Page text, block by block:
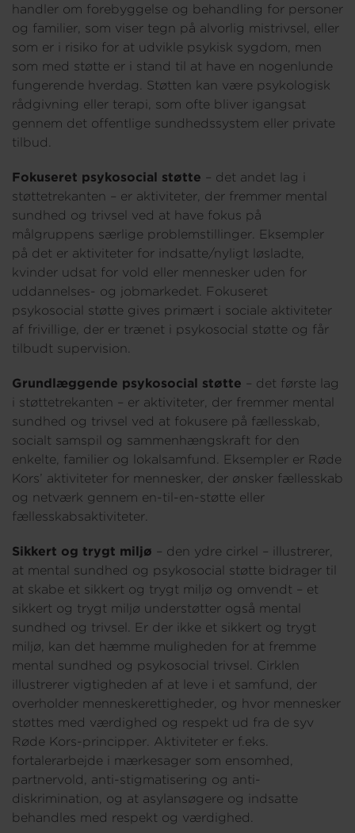
handler om forebyggelse og behandling for personer
og familier, som viser tegn på alvorlig mistrivsel, eller
som er i risiko for at udvikle psykisk sygdom, men
som med støtte er i stand til at have en nogenlunde
fungerende hverdag. Støtten kan være psykologisk
rådgivning eller terapi, som ofte bliver igangsat
gennem det offentlige sundhedssystem eller private
tilbud.
Fokuseret psykosocial støtte – det andet lag i
støttetrekanten – er aktiviteter, der fremmer mental
sundhed og trivsel ved at have fokus på
målgruppens særlige problemstillinger. Eksempler
på det er aktiviteter for indsatte/nyligt løsladte,
kvinder udsat for vold eller mennesker uden for
uddannelses- og jobmarkedet. Fokuseret
psykosocial støtte gives primært i sociale aktiviteter
af frivillige, der er trænet i psykosocial støtte og får
tilbudt supervision.
Grundlæggende psykosocial støtte – det første lag
i støttetrekanten – er aktiviteter, der fremmer mental
sundhed og trivsel ved at fokusere på fællesskab,
socialt samspil og sammenhængskraft for den
enkelte, familier og lokalsamfund. Eksempler er Røde
Kors’ aktiviteter for mennesker, der ønsker fællesskab
og netværk gennem en-til-en-støtte eller
fællesskabsaktiviteter.
Sikkert og trygt miljø – den ydre cirkel – illustrerer,
at mental sundhed og psykosocial støtte bidrager til
at skabe et sikkert og trygt miljø og omvendt – et
sikkert og trygt miljø understøtter også mental
sundhed og trivsel. Er der ikke et sikkert og trygt
miljø, kan det hæmme muligheden for at fremme
mental sundhed og psykosocial trivsel. Cirklen
illustrerer vigtigheden af at leve i et samfund, der
overholder menneskerettigheder, og hvor mennesker
støttes med værdighed og respekt ud fra de syv
Røde Kors-principper. Aktiviteter er f.eks.
fortalerarbejde i mærkesager som ensomhed,
partnervold, anti-stigmatisering og anti-
diskrimination, og at asylansøgere og indsatte
behandles med respekt og værdighed.